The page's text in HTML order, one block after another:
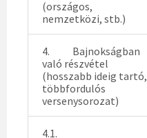
(országos,
nemzetközi, stb.)
4. Bajnokságban
való részvétel
(hosszabb ideig tartó,
többfordulós
versenysorozat)
4.1.